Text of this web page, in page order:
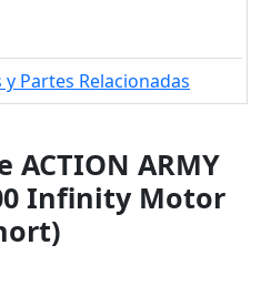
Partes Relacionadas
ACTION ARMY
Infinity Motor